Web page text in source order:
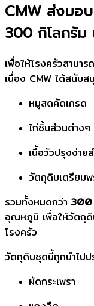
CMW ส่งมอ
300 กิโลกรัม
เพื่อให้โรงครัวสามา
เนื่อง CMW ได้สนับ
หมูสดคัดเกรด
ไก่ชิ้นส่วนต่าง
เนื้อวัวปรุงง่าย
วัตถุดิบเตรียมพ
รวมทั้งหมดกว่า300
อุณหภูมิ เพื่อให้วัตถุดิ
โรงครัว
วัตถุดิบชุดนี้ถูกนำไปป
ผัดกระเพรา